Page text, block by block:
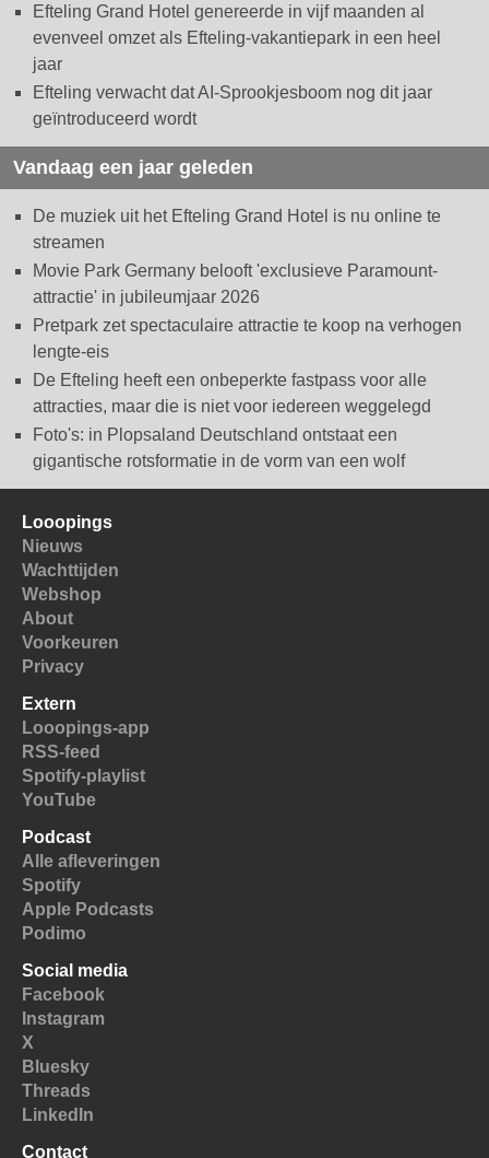
Efteling Grand Hotel genereerde in vijf maanden al
evenveel omzet als Efteling-vakantiepark in een heel
jaar
Efteling verwacht dat AI-Sprookjesboom nog dit jaar
geïntroduceerd wordt
Vandaag een jaar geleden
De muziek uit het Efteling Grand Hotel is nu online te
streamen
Movie Park Germany belooft 'exclusieve Paramount-
attractie' in jubileumjaar 2026
Pretpark zet spectaculaire attractie te koop na verhogen
lengte-eis
De Efteling heeft een onbeperkte fastpass voor alle
attracties, maar die is niet voor iedereen weggelegd
Foto's: in Plopsaland Deutschland ontstaat een
gigantische rotsformatie in de vorm van een wolf
Looopings
Nieuws
Wachttijden
Webshop
About
Voorkeuren
Privacy
Extern
Looopings-app
RSS-feed
Spotify-playlist
YouTube
Podcast
Alle afleveringen
Spotify
Apple Podcasts
Podimo
Social media
Facebook
Instagram
X
Bluesky
Threads
LinkedIn
Contact